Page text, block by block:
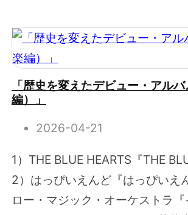
「歴史を変えたデビュー・アル
編）」
2026-04-21
1）THE BLUE HEARTS『THE
2）はっぴいえんど『はっぴいえ
ロー・マジック・オーケストラ